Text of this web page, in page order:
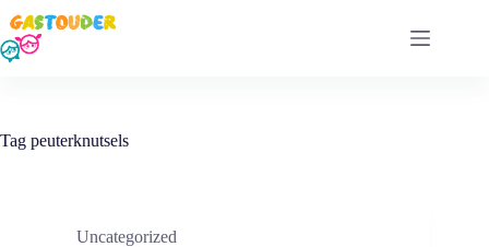
naar
de
inhoud
Tag peuterknutsels
Uncategorized